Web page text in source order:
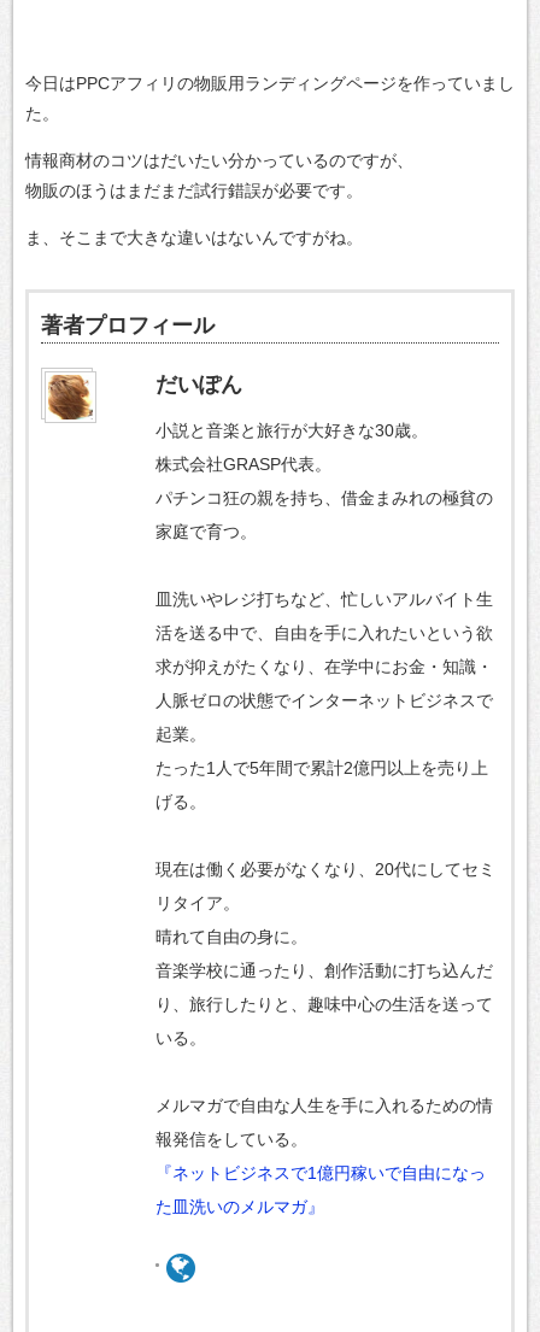
今日はPPCアフィリの物販用ランディングページを作っていまし
た。
情報商材のコツはだいたい分かっているのですが、
物販のほうはまだまだ試行錯誤が必要です。
ま、そこまで大きな違いはないんですがね。
著者プロフィール
だいぽん
小説と音楽と旅行が大好きな30歳。
株式会社GRASP代表。
パチンコ狂の親を持ち、借金まみれの極貧の
家庭で育つ。
皿洗いやレジ打ちなど、忙しいアルバイト生
活を送る中で、自由を手に入れたいという欲
求が抑えがたくなり、在学中にお金・知識・
人脈ゼロの状態でインターネットビジネスで
起業。
たった1人で5年間で累計2億円以上を売り上
げる。
現在は働く必要がなくなり、20代にしてセミ
リタイア。
晴れて自由の身に。
音楽学校に通ったり、創作活動に打ち込んだ
り、旅行したりと、趣味中心の生活を送って
いる。
メルマガで自由な人生を手に入れるための情
報発信をしている。
『ネットビジネスで1億円稼いで自由になっ
た皿洗いのメルマガ』